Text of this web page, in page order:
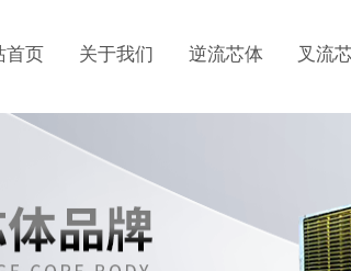
首页 关于我们 逆流芯体 叉流